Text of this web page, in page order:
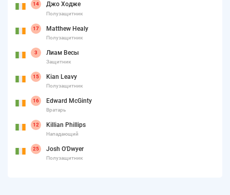
14 Джо Ходже
Полузащитник
17 Matthew Healy
Полузащитник
3 Лиам Весы
Защитник
15 Kian Leavy
Полузащитник
16 Edward McGinty
Вратарь
12 Killian Phillips
Нападающий
25 Josh O'Dwyer
Полузащитник